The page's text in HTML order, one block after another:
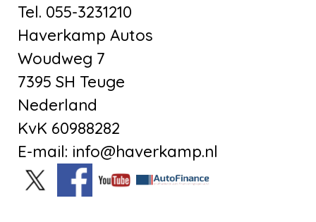
Tel. 055-3231210
Haverkamp Autos
Woudweg 7
7395 SH Teuge
Nederland
KvK 60988282
E-mail: info@haverkamp.nl